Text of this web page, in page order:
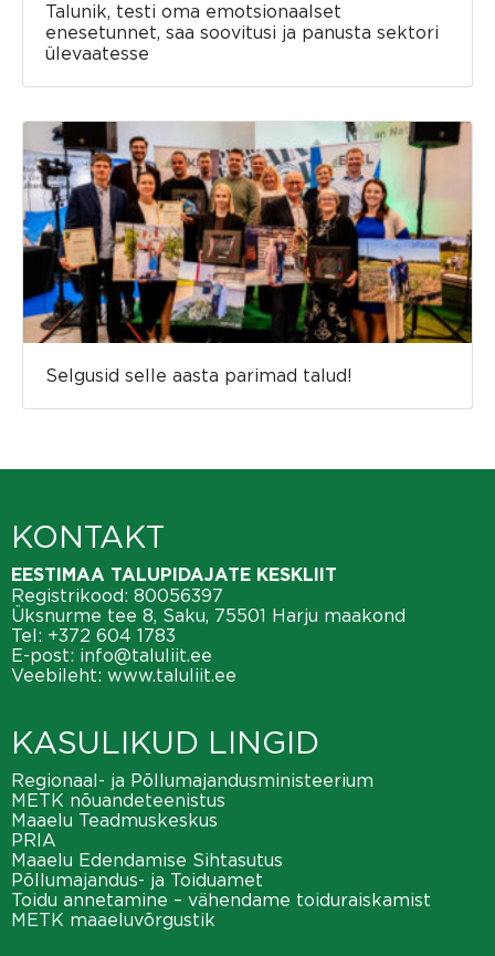
Talunik, testi oma emotsionaalset
enesetunnet, saa soovitusi ja panusta sektori
ülevaatesse
Selgusid selle aasta parimad talud!
KONTAKT
EESTIMAA TALUPIDAJATE KESKLIIT
Registrikood: 80056397
Üksnurme tee 8, Saku, 75501 Harju maakond
Tel: +372 604 1783
E-post: info@taluliit.ee
Veebileht: www.taluliit.ee
KASULIKUD LINGID
Regionaal- ja Põllumajandusministeerium
METK nõuandeteenistus
Maaelu Teadmuskeskus
PRIA
Maaelu Edendamise Sihtasutus
Põllumajandus- ja Toiduamet
Toidu annetamine – vähendame toiduraiskamist
METK maaeluvõrgustik